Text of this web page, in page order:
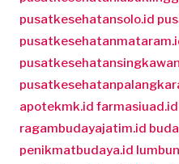
pusatkesehatansolo.id
apotekmk.id farmasiuad.id
ragambudayajatim.id
penikmatbudaya.id